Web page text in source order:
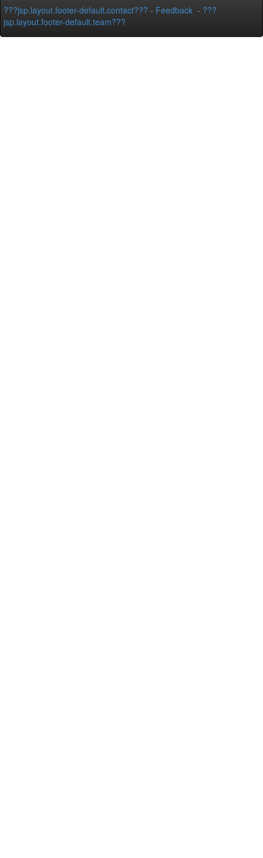
???jsp.layout.footer-default.contact??? - Feedback - ???
jsp.layout.footer-default.team???